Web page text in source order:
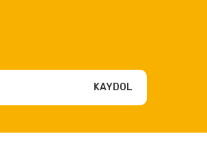
KAYDOL